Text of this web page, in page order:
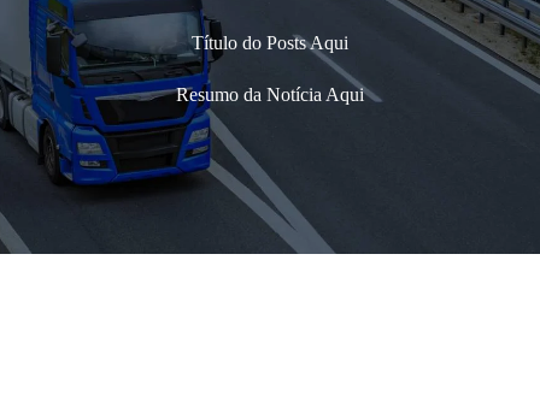
Título do Posts Aqui
Resumo da Notícia Aqui